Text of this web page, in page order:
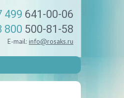
499 641-00-06
800 500-81-58
E-mail: info@rosaks.ru